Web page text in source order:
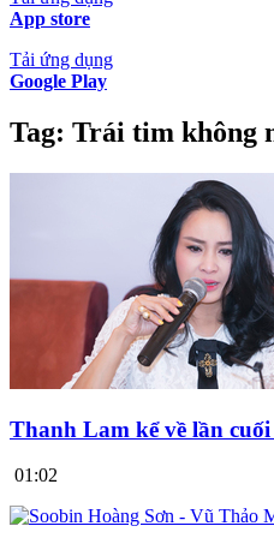
App store
Tải ứng dụng
Google Play
Tag: Trái tim không
Thanh Lam kể về lần
01:02